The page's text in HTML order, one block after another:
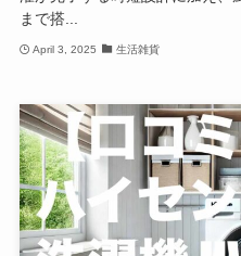
まで搭...
April 3, 2025 生活雑貨